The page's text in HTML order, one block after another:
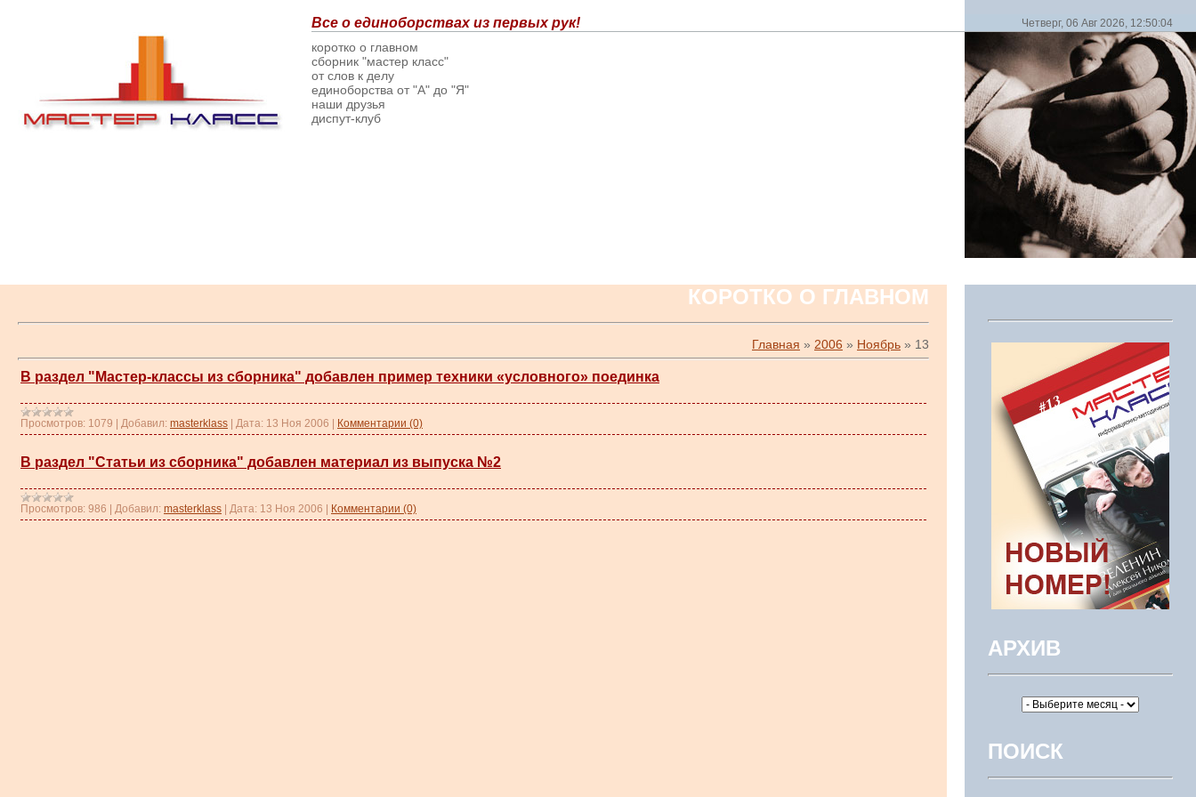
Все о единоборствах из первых рук! Четверг, 06 Авг 2026, 12:50:04
коротко о главном
сборник "мастер класс"
от слов к делу
единоборства от "А" до "Я"
наши друзья
диспут-клуб
КОРОТКО О ГЛАВНОМ
Главная » 2006 » Ноябрь » 13
В раздел "Мастер-классы из сборника" добавлен пример техники «условного» поединка
Просмотров: 1079 Добавил: masterklass Дата: 13 Ноя 2006 Комментарии (0)
В раздел "Статьи из сборника" добавлен материал из выпуска №2
Просмотров: 986 Добавил: masterklass Дата: 13 Ноя 2006 Комментарии (0)
АРХИВ
ПОИСК